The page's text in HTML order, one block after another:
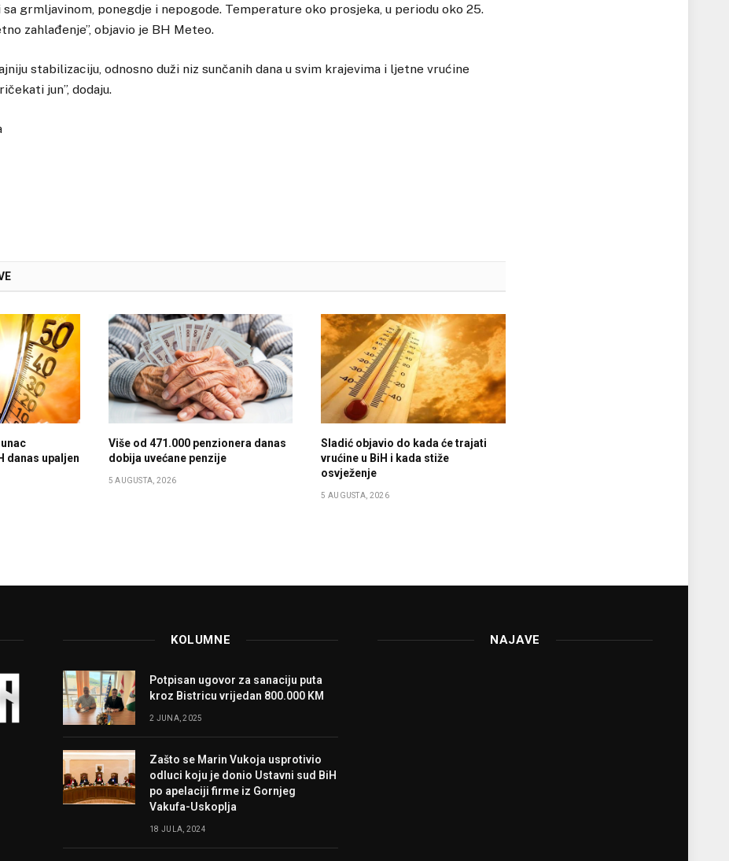
grmljavinom, ponegdje i nepogode. Temperature oko prosjeka, u periodu oko 25.
zahlađenje”, objavio je BH Meteo.
stabilizaciju, odnosno duži niz sunčanih dana u svim krajevima i ljetne vrućine
jun”, dodaju.
danas upaljen
Više od 471.000 penzionera danas
dobija uvećane penzije
5 AUGUSTA, 2026
Sladić objavio do kada će trajati
vrućine u BiH i kada stiže
osvježenje
5 AUGUSTA, 2026
KOLUMNE
Potpisan ugovor za sanaciju puta
kroz Bistricu vrijedan 800.000 KM
2 JUNA, 2025
Zašto se Marin Vukoja usprotivio
odluci koju je donio Ustavni sud BiH
po apelaciji firme iz Gornjeg
Vakufa-Uskoplja
18 JULA, 2024
NAJAVE